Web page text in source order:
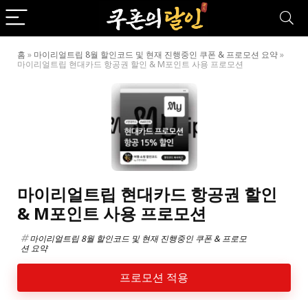
홈 » 마이리얼트립 8월 할인코드 및 현재 진행중인 쿠폰 & 프로모션 요약»
마이리얼트립 현대카드 항공권 할인 & M포인트 사용 프로모션
마이리얼트립 현대카드 항공권 할인
& M포인트 사용 프로모션
마이리얼트립 8월 할인코드 및 현재 진행중인 쿠폰 & 프로모
션 요약
프로모션 적용